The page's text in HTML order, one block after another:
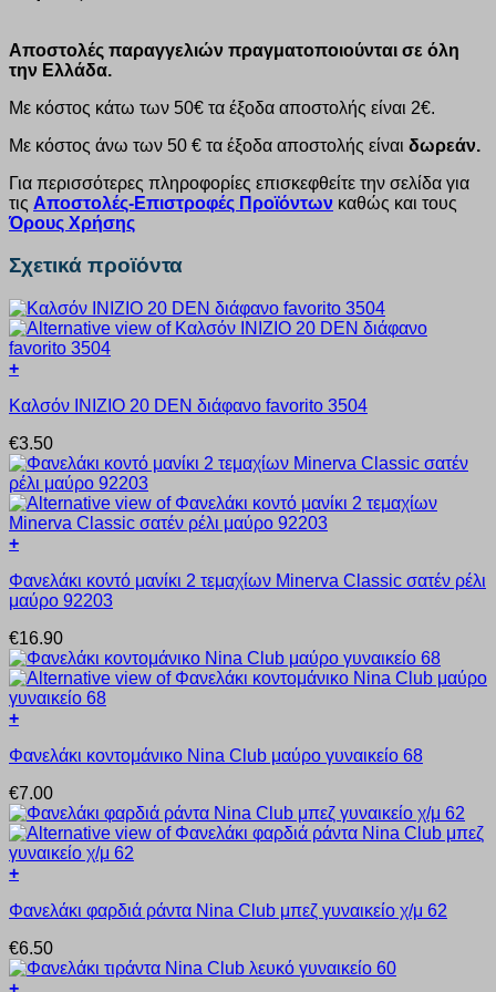
Αποστολές παραγγελιών πραγματοποιούνται σε όλη
την Ελλάδα.
Με κόστος κάτω των 50€ τα έξοδα αποστολής είναι 2€.
Με κόστος άνω των 50 € τα έξοδα αποστολής είναι δωρεάν.
Για περισσότερες πληροφορίες επισκεφθείτε την σελίδα για
τις Αποστολές-Επιστροφές Προϊόντων καθώς και τους
Όρους Χρήσης
Σχετικά προϊόντα
+
το
έχει
πολλαπλές
παραλλαγές.
Οι
επιλογές
μπορούν
επιλεγούν
στη
του
προϊόντος
Καλσόν INIZIO 20 DEN διάφανο favorito 3504
€3.50
+
το
προϊόν
πολλαπλές
παραλλαγές.
Οι
επιλογές
μπορούν
επιλεγούν
σελίδα
του
προϊόντος
Φανελάκι κοντό μανίκι 2 τεμαχίων Minerva Classic σατέν ρέλι
μαύρο 92203
€16.90
+
το
έχει
πολλαπλές
παραλλαγές.
Οι
επιλογές
να
στη
σελίδα
Φανελάκι κοντομάνικο Nina Club μαύρο γυναικείο 68
€7.00
+
το
έχει
πολλαπλές
Φανελάκι φαρδιά ράντα Nina Club μπεζ γυναικείο χ/μ 62
€6.50
+